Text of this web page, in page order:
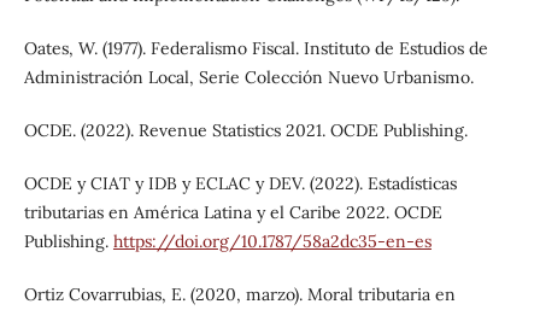
Oates, W. (1977). Federalismo Fiscal. Instituto de Estudios de
Administración Local, Serie Colección Nuevo Urbanismo.
OCDE. (2022). Revenue Statistics 2021. OCDE Publishing.
OCDE y CIAT y IDB y ECLAC y DEV. (2022). Estadísticas
tributarias en América Latina y el Caribe 2022. OCDE
Publishing. https://doi.org/10.1787/58a2dc35-en-es
Ortiz Covarrubias, E. (2020, marzo). Moral tributaria en